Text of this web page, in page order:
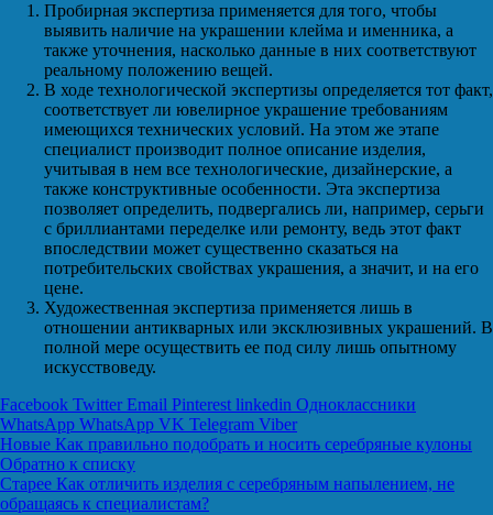
Пробирная экспертиза применяется для того, чтобы
выявить наличие на украшении клейма и именника, а
также уточнения, насколько данные в них соответствуют
реальному положению вещей.
В ходе технологической экспертизы определяется тот факт,
соответствует ли ювелирное украшение требованиям
имеющихся технических условий. На этом же этапе
специалист производит полное описание изделия,
учитывая в нем все технологические, дизайнерские, а
также конструктивные особенности. Эта экспертиза
позволяет определить, подвергались ли, например, серьги
с бриллиантами переделке или ремонту, ведь этот факт
впоследствии может существенно сказаться на
потребительских свойствах украшения, а значит, и на его
цене.
Художественная экспертиза применяется лишь в
отношении антикварных или эксклюзивных украшений. В
полной мере осуществить ее под силу лишь опытному
искусствоведу.
Facebook Twitter Email Pinterest linkedin Одноклассники
WhatsApp WhatsApp VK Telegram Viber
Новые Как правильно подобрать и носить серебряные кулоны
Обратно к списку
Старее Как отличить изделия с серебряным напылением, не
обращаясь к специалистам?